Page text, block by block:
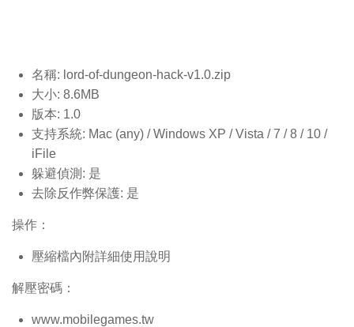
名稱: lord-of-dungeon-hack-v1.0.zip
大小: 8.6MB
版本: 1.0
支持系統: Mac (any) / Windows XP / Vista / 7 / 8 / 10 /
iFile
躲避偵測: 是
去除反作弊保護: 是
操作：
壓縮檔內附詳細使用說明
解壓密碼：
www.mobilegames.tw